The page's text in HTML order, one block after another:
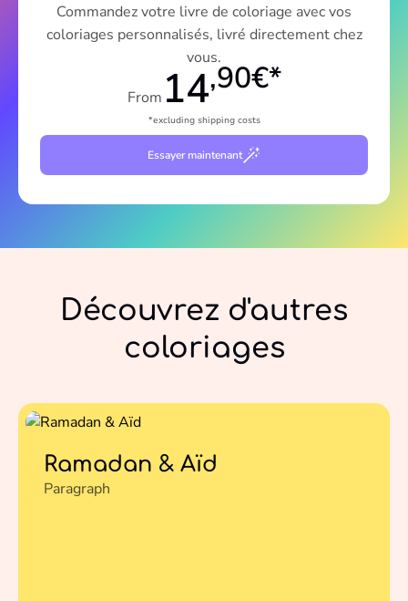
Commandez votre livre de coloriage avec vos
coloriages personnalisés, livré directement chez
vous.
From 14,90€*
*excluding shipping costs
Essayer maintenant
Découvrez d'autres
coloriages
Ramadan & Aïd
Paragraph